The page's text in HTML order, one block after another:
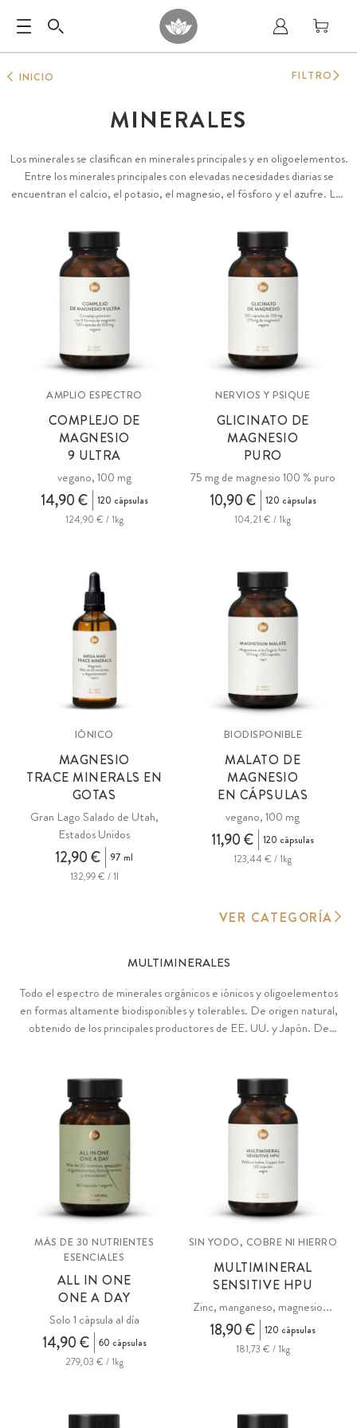
INICIO
MINERALES
Los minerales se clasifican en minerales principales y en oligoelementos.
Entre los minerales principales con elevadas necesidades diarias se
encuentran el calcio, el potasio, el magnesio, el fósforo y el azufre. Los
AMPLIO ESPECTRO
COMPLEJO DE
MAGNESIO
9 ULTRA
vegano, 100 mg
14,90 €
120 cápsulas
124,90 € / 1kg
NERVIOS Y PSIQUE
GLICINATO DE
MAGNESIO
PURO
75 mg de magnesio 100 % puro
10,90 €
120 cápsulas
104,21 € / 1kg
IÓNICO
MAGNESIO
TRACE MINERALS EN
GOTAS
Gran Lago Salado de Utah,
Estados Unidos
12,90 €
97 ml
132,99 € / 1l
BIODISPONIBLE
MALATO DE
MAGNESIO
EN CÁPSULAS
vegano, 100 mg
11,90 €
120 cápsulas
123,44 € / 1kg
VER CATEGORÍA
MULTIMINERALES
Todo el espectro de minerales orgánicos e iónicos y oligoelementos
en formas altamente biodisponibles y tolerables. De origen natural,
obtenido de los principales productores de EE. UU. y Japón. De
MÁS DE 30 NUTRIENTES
ESENCIALES
ALL IN ONE
ONE A DAY
Solo 1 cápsula al día
14,90 €
60 cápsulas
279,03 € / 1kg
SIN YODO, COBRE NI HIERRO
MULTIMINERAL
SENSITIVE HPU
Zinc, manganeso, magnesio...
18,90 €
120 cápsulas
181,73 € / 1kg
FILTRO